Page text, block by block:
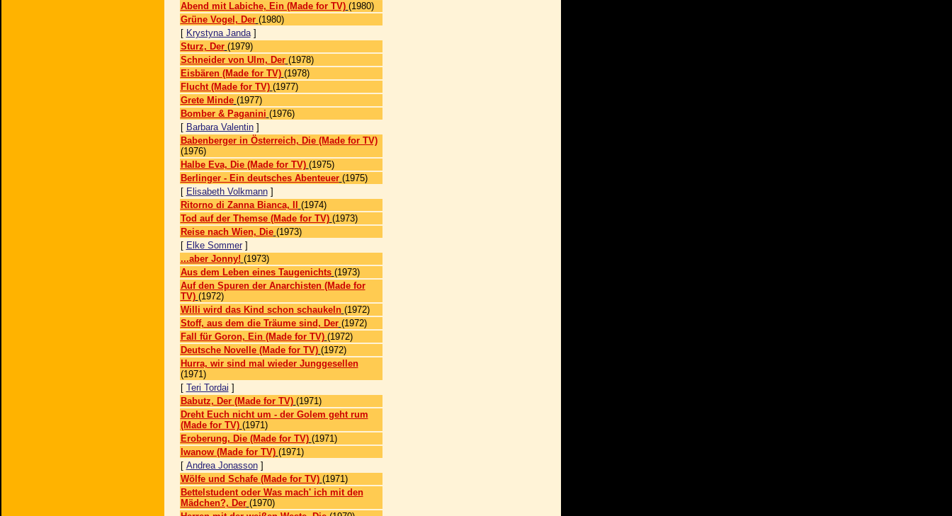
Abend mit Labiche, Ein (Made for TV) (1980)
Grüne Vogel, Der (1980)
[ Krystyna Janda]
Sturz, Der (1979)
Schneider von Ulm, Der (1978)
Eisbären (Made for TV) (1978)
Flucht (Made for TV) (1977)
Grete Minde (1977)
Bomber & Paganini (1976)
[ Barbara Valentin]
Babenberger in Österreich, Die (Made for TV)
(1976)
Halbe Eva, Die (Made for TV) (1975)
Berlinger - Ein deutsches Abenteuer (1975)
[ Elisabeth Volkmann]
Ritorno di Zanna Bianca, Il
(1974)
Tod auf der Themse (Made for TV) (1973)
Reise nach Wien, Die (1973)
[ Elke Sommer]
...aber Jonny! (1973)
Aus dem Leben eines Taugenichts (1973)
Auf den Spuren der Anarchisten (Made for
TV) (1972)
Willi wird das Kind schon schaukeln (1972)
Stoff, aus dem die Träume sind, Der (1972)
Fall für Goron, Ein (Made for TV) (1972)
Deutsche Novelle (Made for TV) (1972)
Hurra, wir sind mal wieder Junggesellen
(1971)
[ Teri Tordai ]
Babutz, Der (Made for TV) (1971)
Dreht Euch nicht um - der Golem geht rum
(Made for TV) (1971)
Eroberung, Die (Made for TV) (1971)
Iwanow (Made for TV) (1971)
[ Andrea Jonasson]
Wölfe und Schafe (Made for TV) (1971)
Bettelstudent oder Was mach' ich mit den
Mädchen?, Der (1970)